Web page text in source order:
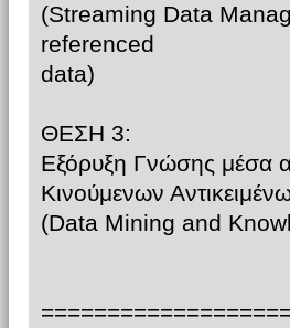
(Streaming Data
referenced
data)
ΘΕΣΗ 3:
Εξόρυξη Γνώσης μέσα
Κινούμενων
(Data Mining and